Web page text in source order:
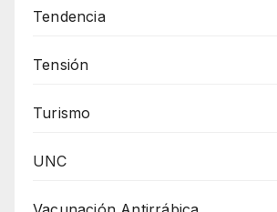
Tendencia
Tensión
Turismo
UNC